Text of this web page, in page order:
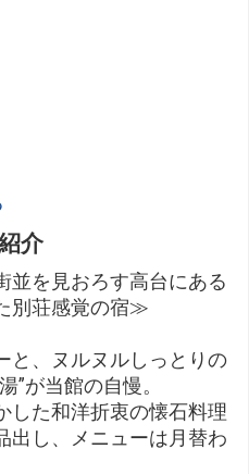
介
を見おろす高台にある
別荘感覚の宿≫
、ヌルヌルしっとりの
”が当館の自慢。
た和洋折衷の懐石料理
出し、メニューは月替わ